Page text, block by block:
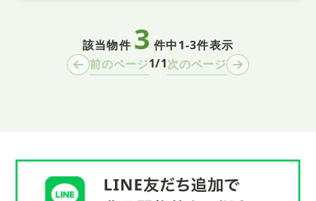
該当物件 3 件中1-3件表示
前のページ1/1次のページ